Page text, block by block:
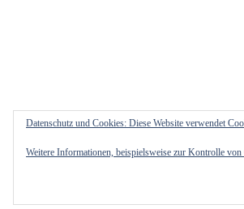
Datenschutz und Cookies: Diese Website verwendet
Weitere Informationen, beispielsweise zur Kontrolle